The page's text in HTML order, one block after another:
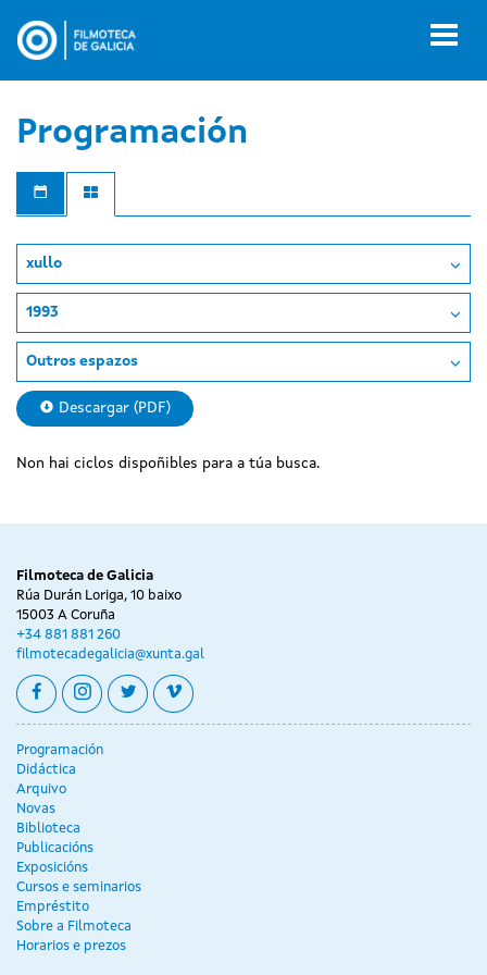
contido
Programación
xullo
1993
Outros espazos
Descargar (PDF)
Non hai ciclos dispoñibles para a túa busca.
Filmoteca de Galicia
Rúa Durán Loriga, 10 baixo
15003 A Coruña
+34 881 881 260
filmotecadegalicia@xunta.gal
facebookinstagram
twittervimeo
Programación
Didáctica
Arquivo
Novas
Biblioteca
Publicacións
Exposicións
Cursos e seminarios
Empréstito
Sobre a Filmoteca
Horarios e prezos